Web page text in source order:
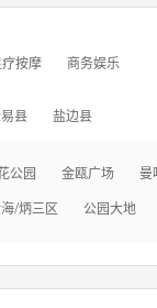
疗按摩 商务娱乐
县 盐边县
公园 金瓯广场 曼
/炳三区 公园大地